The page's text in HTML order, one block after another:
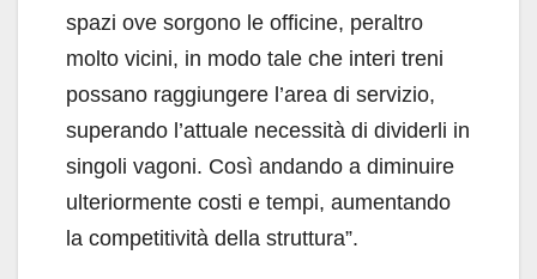
spazi ove sorgono le officine, peraltro
molto vicini, in modo tale che interi treni
possano raggiungere l’area di servizio,
superando l’attuale necessità di dividerli in
singoli vagoni. Così andando a diminuire
ulteriormente costi e tempi, aumentando
la competitività della struttura”.